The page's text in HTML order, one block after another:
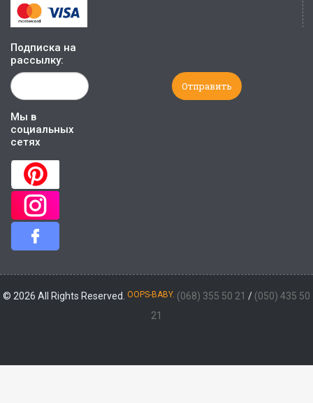
Подписка на
рассылку:
Мы в
социальных
сетях
© 2026 All Rights Reserved. OOPS-BABY. (068) 355 50 21 / (050) 435 50
21